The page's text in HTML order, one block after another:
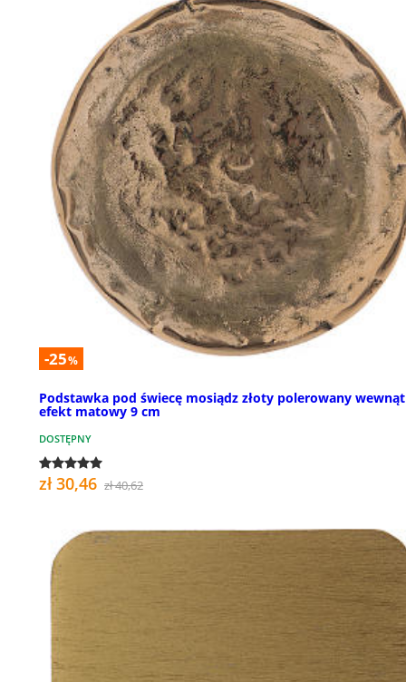
-25%
Podstawka pod świecę mosiądz złoty polerowany
efekt matowy 9 cm
DOSTĘPNY
zł 30,46 zł 40,62